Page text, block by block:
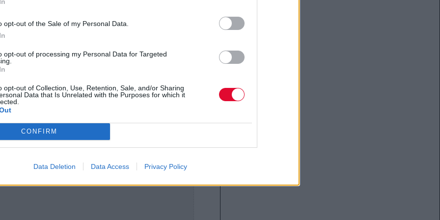
opt-out of the Sale of my Personal Data.
opt-out of processing my Personal Data for Targeted
opt-out of Collection, Use, Retention, Sale, and/or Sharing
Data that Is Unrelated with the Purposes for which it
CONFIRM
Data Deletion Data Access Privacy Policy
άλλων και για να «τρέχει» τα θέματα
ότι η μπάντα θα βγει στη σκηνή και θα
σχέσεις, θα λέγαμε, της μπάντας,
και σπουδάζει Πολιτικές Επιστήμες
ροκ στα κατάλληλα χέρια.